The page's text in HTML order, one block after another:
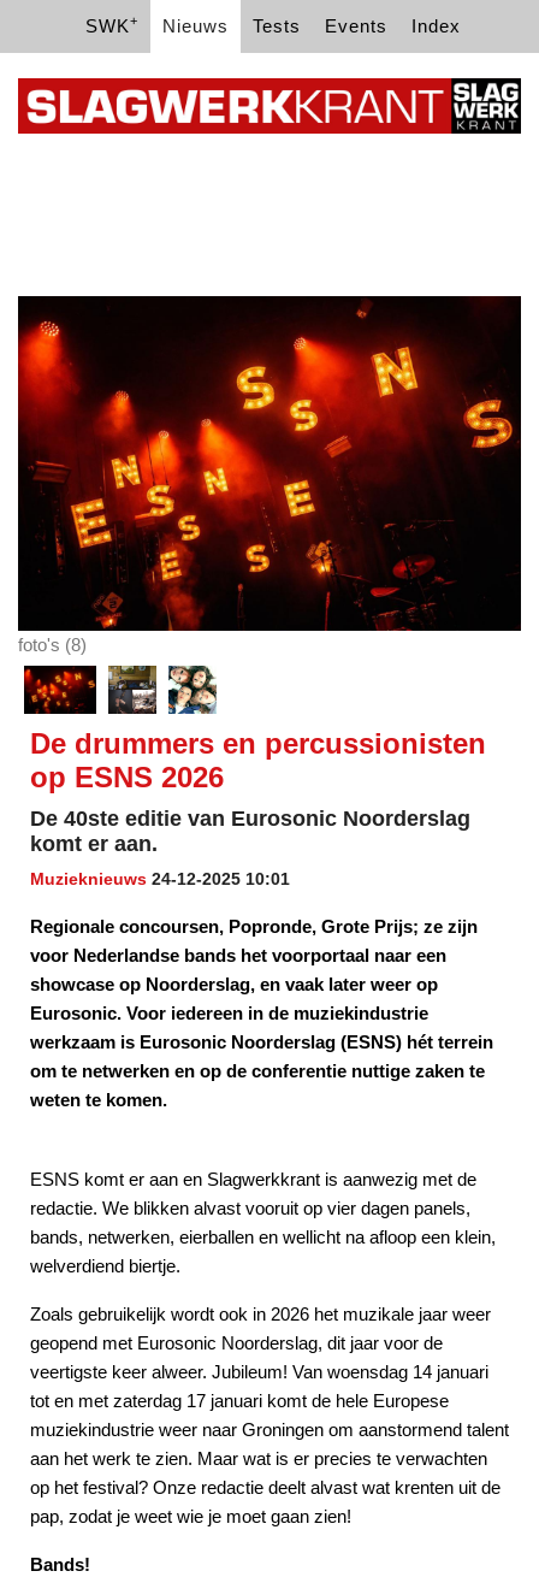
SWK+ Nieuws Tests Events Index
foto's (8)
De drummers en percussionisten
op ESNS 2026
De 40ste editie van Eurosonic Noorderslag
komt er aan.
Muzieknieuws 24-12-2025 10:01
Regionale concoursen, Popronde, Grote Prijs; ze zijn
voor Nederlandse bands het voorportaal naar een
showcase op Noorderslag, en vaak later weer op
Eurosonic. Voor iedereen in de muziekindustrie
werkzaam is Eurosonic Noorderslag (ESNS) hét terrein
om te netwerken en op de conferentie nuttige zaken te
weten te komen.
ESNS komt er aan en Slagwerkkrant is aanwezig met de
redactie. We blikken alvast vooruit op vier dagen panels,
bands, netwerken, eierballen en wellicht na afloop een klein,
welverdiend biertje.
Zoals gebruikelijk wordt ook in 2026 het muzikale jaar weer
geopend met Eurosonic Noorderslag, dit jaar voor de
veertigste keer alweer. Jubileum! Van woensdag 14 januari
tot en met zaterdag 17 januari komt de hele Europese
muziekindustrie weer naar Groningen om aanstormend talent
aan het werk te zien. Maar wat is er precies te verwachten
op het festival? Onze redactie deelt alvast wat krenten uit de
pap, zodat je weet wie je moet gaan zien!
Bands!